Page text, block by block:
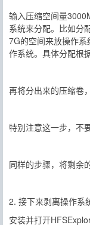
输入压缩空间量
系统来分配。比如分
7G的空间来放操作
作系统。具体分配根
再将分出来的压缩卷
特别注意这一步，不
同样的步骤，将剩余
2. 接下来剥离操作系
安装并打开